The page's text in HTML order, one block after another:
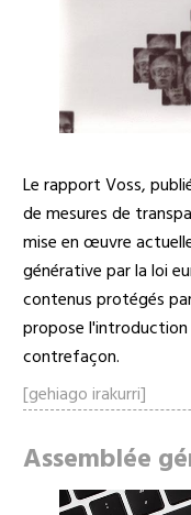
Le rapport Voss,
de mesures de
mise en œuvre
générative par la loi
contenus protégés
propose
contrefaçon.
[gehiago irakurri]
Assemblée